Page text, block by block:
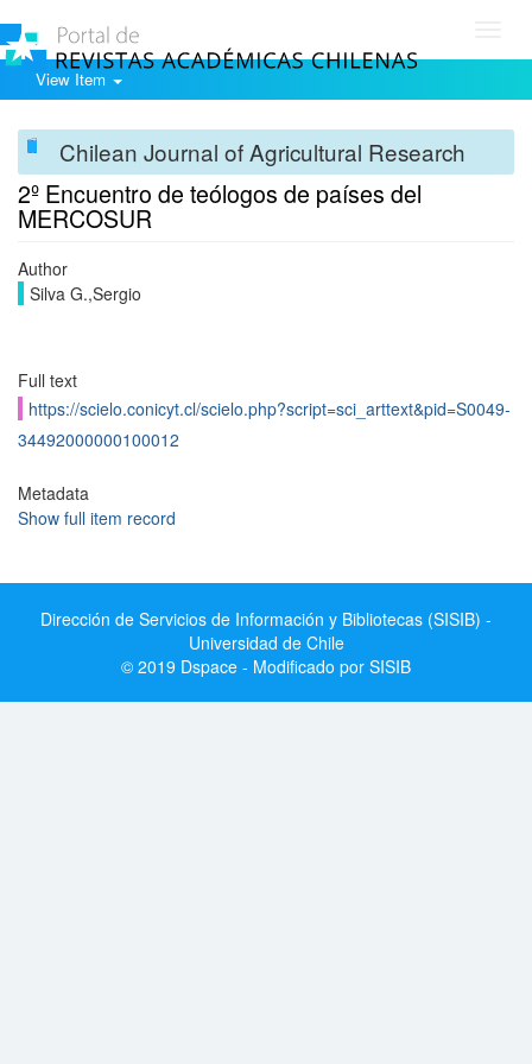
View Item
Chilean Journal of Agricultural Research
2º Encuentro de teólogos de países del
MERCOSUR
Author
Silva G.,Sergio
Full text
https://scielo.conicyt.cl/scielo.php?script=sci_arttext&pid=S0049-
34492000000100012
Metadata
Show full item record
Dirección de Servicios de Información y Bibliotecas (SISIB) -
Universidad de Chile
© 2019 Dspace - Modificado por SISIB